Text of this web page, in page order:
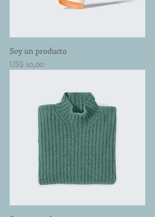
Soy un producto
Preço
US$ 10,00